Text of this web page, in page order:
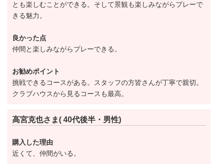
レストランでは季節ごとに旬が味わえるメニューの他
ンデーバイキング」を開催しています。
バイキングデーでは、シェフがその場で調理した出来
たての料理を存分にに味わう事ができます。
メインディッシュからデザートまで品数豊富にご用意
しているので、メンバー様に人気の企画です。
コンペルームもご用意しています。
VIP用のコンペルームは洋室、和室の2タイプがあり、
それぞれに専用のバスルームとトイレが付いていま
とも楽しむことができる。そして景観も楽しみながらプレーで
きる魅力。
良かった点
仲間と楽しみながらプレーできる。
お勧めポイント
挑戦できるコースがある。スタッフの方皆さんが丁寧で親切。
クラブハウスから見るコースも最高。
高宮克也さま( 40代後半・男性)
購入した理由
近くて、仲間がいる。